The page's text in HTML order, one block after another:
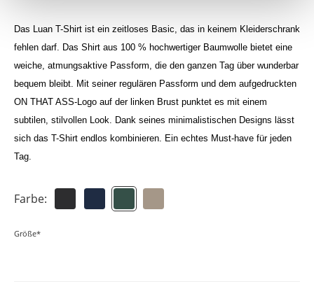
Das Luan T-Shirt ist ein zeitloses Basic, das in keinem Kleiderschrank
fehlen darf. Das Shirt aus 100 % hochwertiger Baumwolle bietet eine
weiche, atmungsaktive Passform, die den ganzen Tag über wunderbar
bequem bleibt. Mit seiner regulären Passform und dem aufgedruckten
ON THAT ASS-Logo auf der linken Brust punktet es mit einem
subtilen, stilvollen Look. Dank seines minimalistischen Designs lässt
sich das T-Shirt endlos kombinieren. Ein echtes Must-have für jeden
Tag.
Farbe:
Größe*